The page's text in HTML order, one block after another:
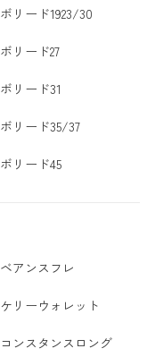
ボリード1923/30
ボリード27
ボリード31
ボリード35/37
ボリード45
ベアンスフレ
ケリーウォレット
コンスタンスロング